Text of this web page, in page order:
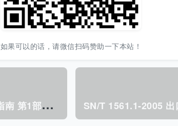
如果可以的话，请微信扫码赞助一下本站！
S
N/T 1538.1-2005 培养基制备指南 第1部分: 实验室培养基制备质量保证通则.pdf